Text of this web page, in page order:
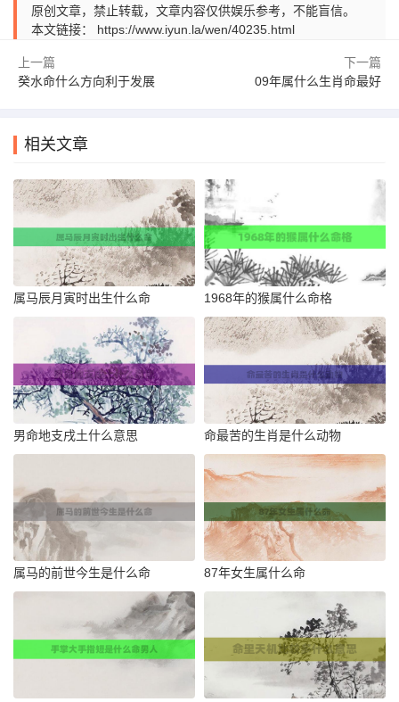
原创文章，禁止转载，文章内容仅供娱乐参考，不能盲信。
本文链接： https://www.iyun.la/wen/40235.html
上一篇
癸水命什么方向利于发展
下一篇
09年属什么生肖命最好
相关文章
属马辰月寅时出生什么命 1968年的猴属什么命格
男命地支戌土什么意思 命最苦的生肖是什么动物
属马的前世今生是什么命 87年女生属什么命